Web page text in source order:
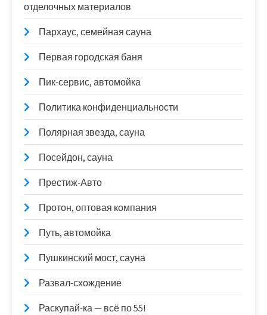
отделочных материалов
Пархаус, семейная сауна
Первая городская баня
Пик-сервис, автомойка
Политика конфиденциальности
Полярная звезда, сауна
Посейдон, сауна
Престиж-Авто
Протон, оптовая компания
Путь, автомойка
Пушкинский мост, сауна
Развал-схождение
Раскупай-ка — всё по 55!